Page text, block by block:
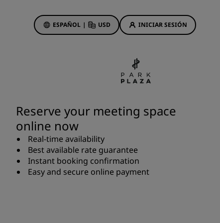
ESPAÑOL | USD INICIAR SESIÓN
Ofertas de hotel
A la primera va la vencida
Ofertas especiales
Reservar con antelación
Consultar nuestros paquetes
Reserve your meeting space
online now
Real-time availability
Best available rate guarantee
Instant booking confirmation
Easy and secure online payment